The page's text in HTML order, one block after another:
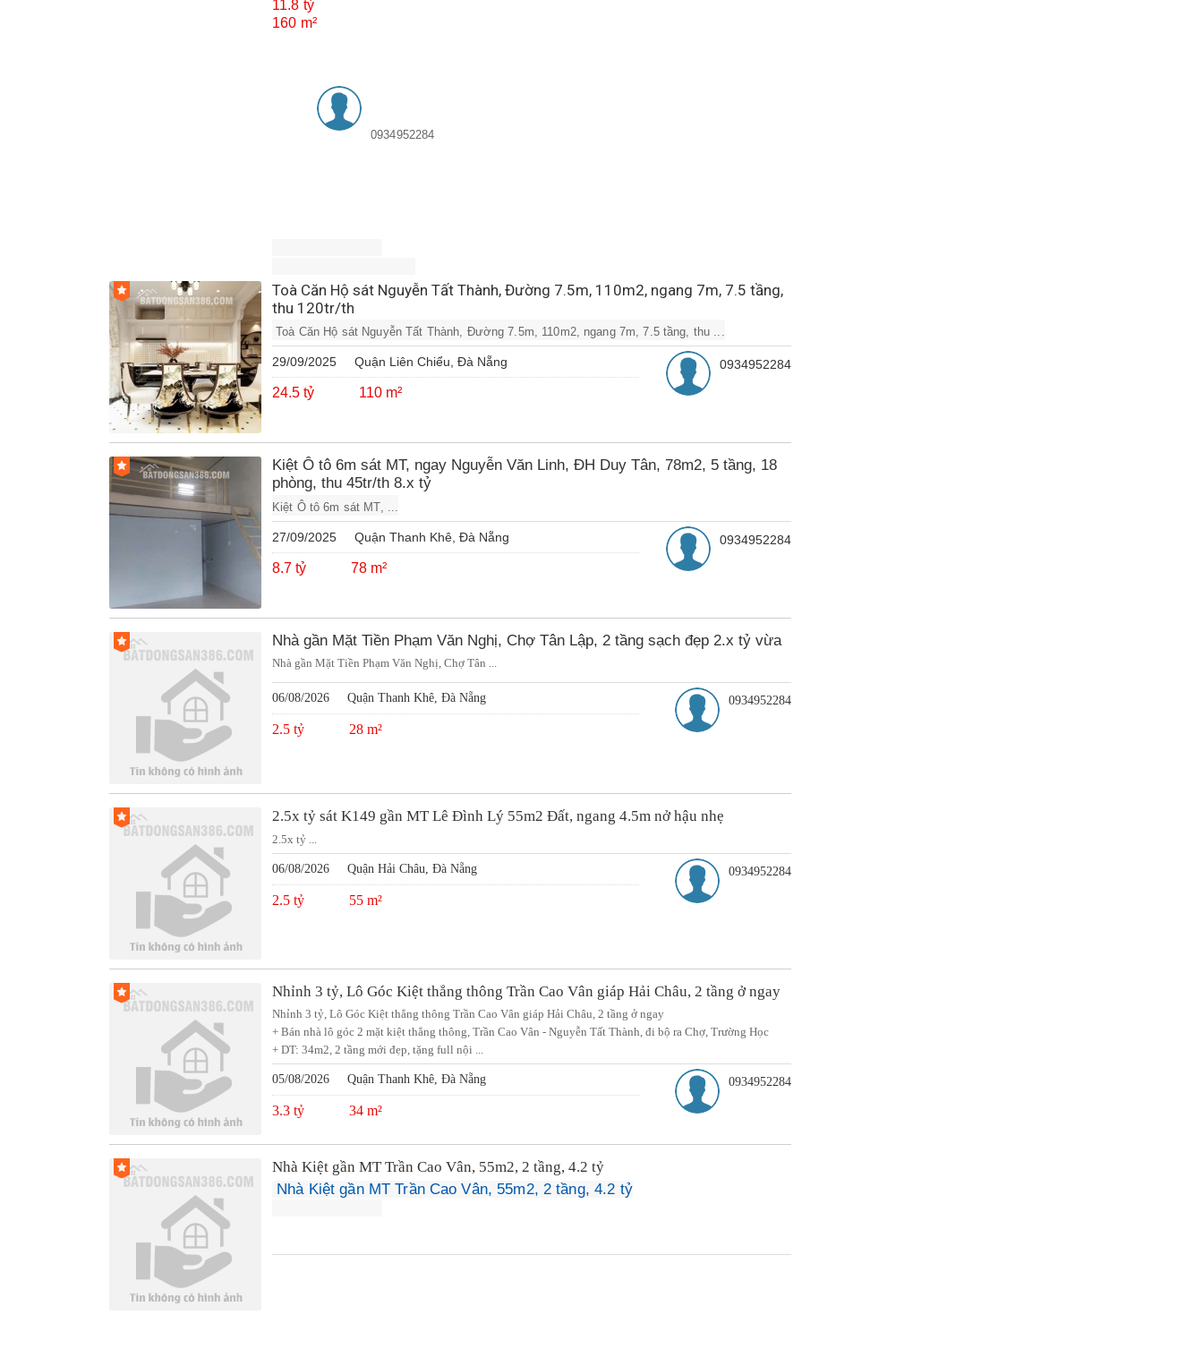
11.8 tỷ
160 m²
0934952284
Toà Căn Hộ sát Nguyễn Tất Thành, Đường 7.5m, 110m2, ngang 7m, 7.5 tầng,
thu 120tr/th
Toà Căn Hộ sát Nguyễn Tất Thành, Đường 7.5m, 110m2, ngang 7m, 7.5 tầng, thu ...
29/09/2025 Quận Liên Chiểu, Đà Nẵng
24.5 tỷ 110 m²
0934952284
Kiệt Ô tô 6m sát MT, ngay Nguyễn Văn Linh, ĐH Duy Tân, 78m2, 5 tầng, 18
phòng, thu 45tr/th 8.x tỷ
Kiệt Ô tô 6m sát MT, ...
27/09/2025 Quận Thanh Khê, Đà Nẵng
8.7 tỷ 78 m²
0934952284
Nhà gần Mặt Tiền Phạm Văn Nghị, Chợ Tân Lập, 2 tầng sạch đẹp 2.x tỷ vừa
Nhà gần Mặt Tiền Phạm Văn Nghị, Chợ Tân ...
06/08/2026 Quận Thanh Khê, Đà Nẵng
2.5 tỷ 28 m²
0934952284
2.5x tỷ sát K149 gần MT Lê Đình Lý 55m2 Đất, ngang 4.5m nở hậu nhẹ
2.5x tỷ ...
06/08/2026 Quận Hải Châu, Đà Nẵng
2.5 tỷ 55 m²
0934952284
Nhỉnh 3 tỷ, Lô Góc Kiệt thẳng thông Trần Cao Vân giáp Hải Châu, 2 tầng ở ngay
Nhỉnh 3 tỷ, Lô Góc Kiệt thẳng thông Trần Cao Vân giáp Hải Châu, 2 tầng ở ngay
+ Bán nhà lô góc 2 mặt kiệt thẳng thông, Trần Cao Vân - Nguyễn Tất Thành, đi bộ ra Chợ, Trường Học
+ DT: 34m2, 2 tầng mới đẹp, tặng full nội ...
05/08/2026 Quận Thanh Khê, Đà Nẵng
3.3 tỷ 34 m²
0934952284
Nhà Kiệt gần MT Trần Cao Vân, 55m2, 2 tầng, 4.2 tỷ
Nhà Kiệt gần MT Trần Cao Vân, 55m2, 2 tầng, 4.2 tỷ